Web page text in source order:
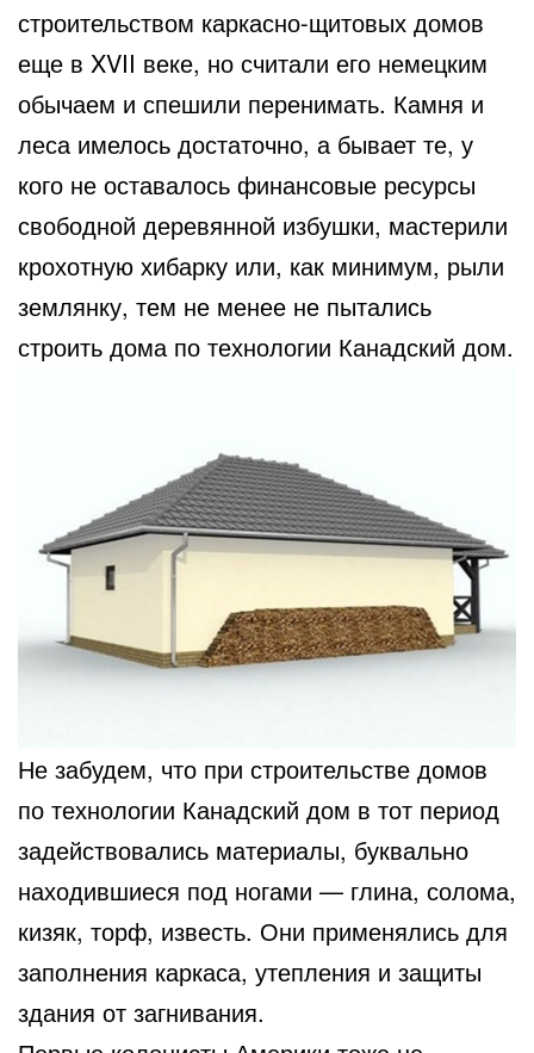
строительством каркасно-щитовых домов
еще в XVII веке, но считали его немецким
обычаем и спешили перенимать. Камня и
леса имелось достаточно, а бывает те, у
кого не оставалось финансовые ресурсы
свободной деревянной избушки, мастерили
крохотную хибарку или, как минимум, рыли
землянку, тем не менее не пытались
строить дома по технологии Канадский дом.
Не забудем, что при строительстве домов
по технологии Канадский дом в тот период
задействовались материалы, буквально
находившиеся под ногами — глина, солома,
кизяк, торф, известь. Они применялись для
заполнения каркаса, утепления и защиты
здания от загнивания.